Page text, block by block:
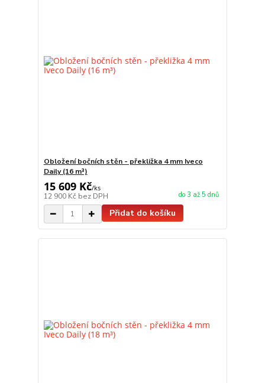
Obložení bočních stěn - překližka 4 mm Iveco
Daily (16 m³)
15 609 Kč/ks
12 900 Kč bez DPH do 3 až 5 dnů
Přidat do košíku